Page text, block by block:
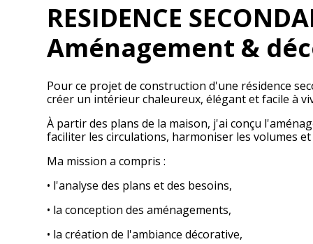
RESIDENCE
Aménagement &
Pour ce projet de construction d'une résidence
créer un intérieur chaleureux, élégant et facile à
À partir des plans de la maison, j'ai conçu
faciliter les circulations, harmoniser les volumes
Ma mission a compris :
• l'analyse des plans et des besoins,
• la conception des aménagements,
• la création de l'ambiance décorative,